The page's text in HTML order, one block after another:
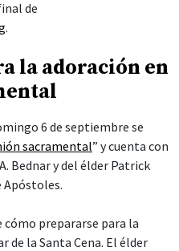
de
.
la adoración en
6 de septiembre se
sacramental” y cuenta con
Bednar y del élder Patrick
Apóstoles.
prepararse para la
de la Santa Cena. El élder